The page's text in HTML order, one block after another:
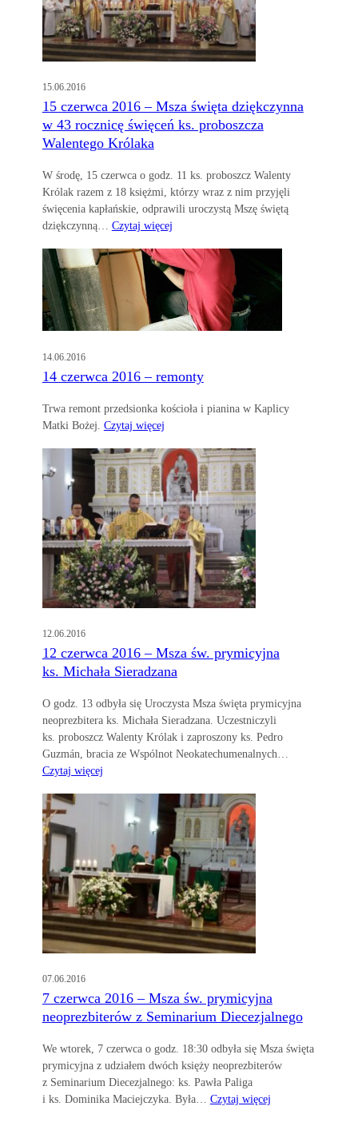
15.06.2016
15 czerwca 2016 – Msza święta dziękczynna
w 43 rocznicę święceń ks. proboszcza
Walentego Królaka
W środę, 15 czerwca o godz. 11 ks. proboszcz Walenty
Królak razem z 18 księżmi, którzy wraz z nim przyjęli
święcenia kapłańskie, odprawili uroczystą Mszę świętą
dziękczynną… Czytaj więcej
14.06.2016
14 czerwca 2016 – remonty
Trwa remont przedsionka kościoła i pianina w Kaplicy
Matki Bożej. Czytaj więcej
12.06.2016
12 czerwca 2016 – Msza św. prymicyjna
ks. Michała Sieradzana
O godz. 13 odbyła się Uroczysta Msza święta prymicyjna
neoprezbitera ks. Michała Sieradzana. Uczestniczyli
ks. proboszcz Walenty Królak i zaproszony ks. Pedro
Guzmán, bracia ze Wspólnot Neokatechumenalnych…
Czytaj więcej
07.06.2016
7 czerwca 2016 – Msza św. prymicyjna
neoprezbiterów z Seminarium Diecezjalnego
We wtorek, 7 czerwca o godz. 18:30 odbyła się Msza święta
prymicyjna z udziałem dwóch księży neoprezbiterów
z Seminarium Diecezjalnego: ks. Pawła Paliga
i ks. Dominika Maciejczyka. Była… Czytaj więcej